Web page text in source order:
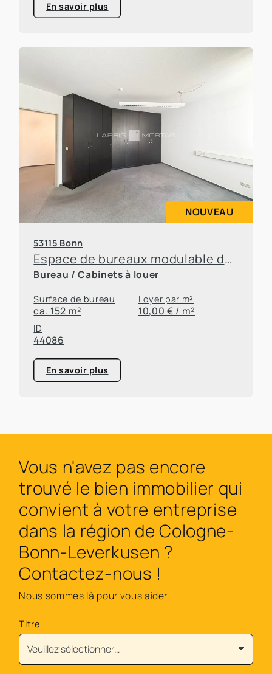
En savoir plus
NOUVEAU
53115 Bonn
Espace de bureaux modulable dans un emplacement de choix à Bonn-Poppelsdorf
Bureau / Cabinets à louer
Surface de bureau
ca. 152 m²
Loyer par m²
10,00 € / m²
ID
44086
En savoir plus
Vous n'avez pas encore
trouvé le bien immobilier qui
convient à votre entreprise
dans la région de Cologne-
Bonn-Leverkusen ?
Contactez-nous !
Nous sommes là pour vous aider.
Titre